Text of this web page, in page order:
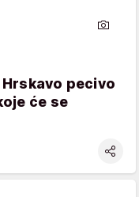
pecivo
će se